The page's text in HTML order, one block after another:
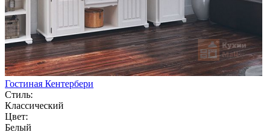
Гостиная Кентербери
Стиль:
Классический
Цвет:
Белый